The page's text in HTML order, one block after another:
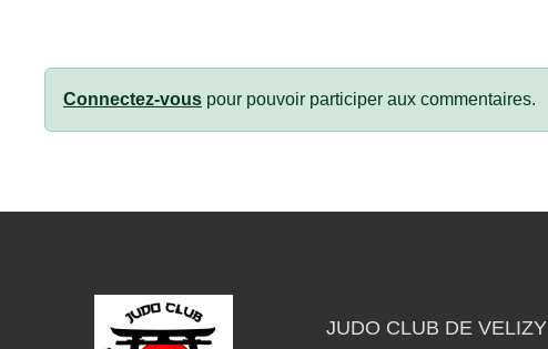
Connectez-vous pour pouvoir participer aux commentaires.
JUDO CLUB DE VELIZY